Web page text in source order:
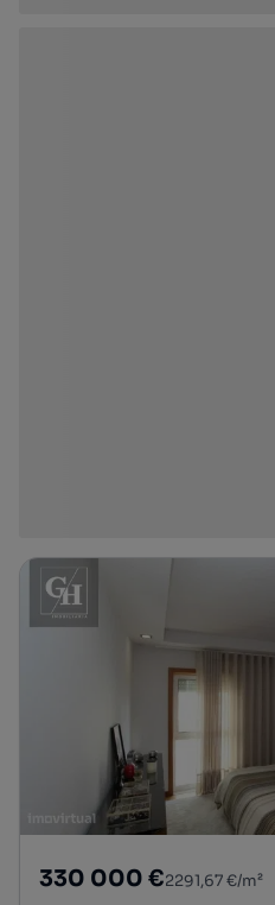
330 000 €2291,67 €/m²